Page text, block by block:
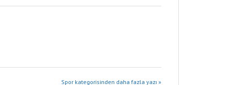
Spor kategorisinden daha fazla yazı »